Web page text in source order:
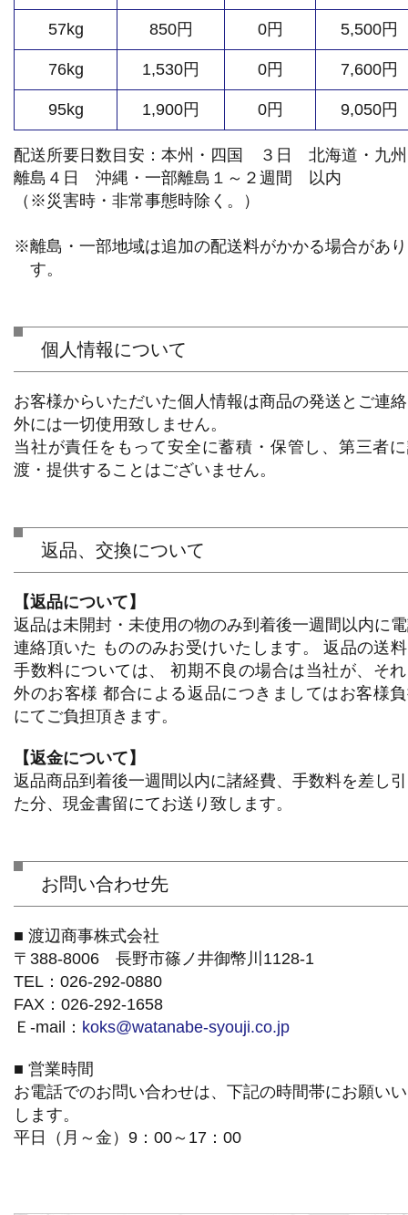
57kg 850円 0円 5,500円
76kg 1,530円 0円 7,600円
95kg 1,900円 0円 9,050円
配送所要日数目安：本州・四国 ３日 北海道・九
離島４日 沖縄・一部離島１～２週間 以内
（※災害時・非常事態時除く。）
※離島・一部地域は追加の配送料がかかる場合があ
す。
個人情報について
お客様からいただいた個人情報は商品の発送とご連
外には一切使用致しません。
当社が責任をもって安全に蓄積・保管し、第三者
渡・提供することはございません。
返品、交換について
【返品について】
返品は未開封・未使用の物のみ到着後一週間以内に
連絡頂いた もののみお受けいたします。 返品の送
手数料については、 初期不良の場合は当社が、そ
外のお客様 都合による返品につきましてはお客様
にてご負担頂きます。
【返金について】
返品商品到着後一週間以内に諸経費、手数料を差し
た分、現金書留にてお送り致します。
お問い合わせ先
■ 渡辺商事株式会社
〒388-8006 長野市篠ノ井御幣川1128-1
TEL：026-292-0880
FAX：026-292-1658
Ｅ-mail： koks@watanabe-syouji.co.jp
■ 営業時間
お電話でのお問い合わせは、下記の時間帯にお願い
します。
平日（月～金）9：00～17：00